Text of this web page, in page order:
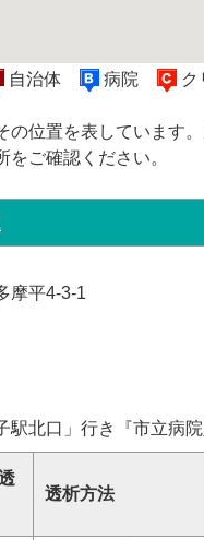
自治体 病院
の位置を表しています
をご確認ください。
摩平4-3-1
駅北口」行き『市立病
透析方法